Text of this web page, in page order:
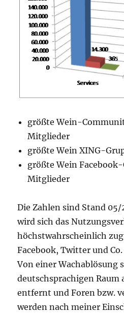
größte Wein-
Mitglieder
größte Wein XING-
größte Wein
Mitglieder
Die Zahlen sind Stand
wird sich das
höchstwahrscheinlich
Facebook, Twitter und
Von einer Wachablösung
deutschsprachigen Raum
entfernt und Foren bzw.
werden nach meiner